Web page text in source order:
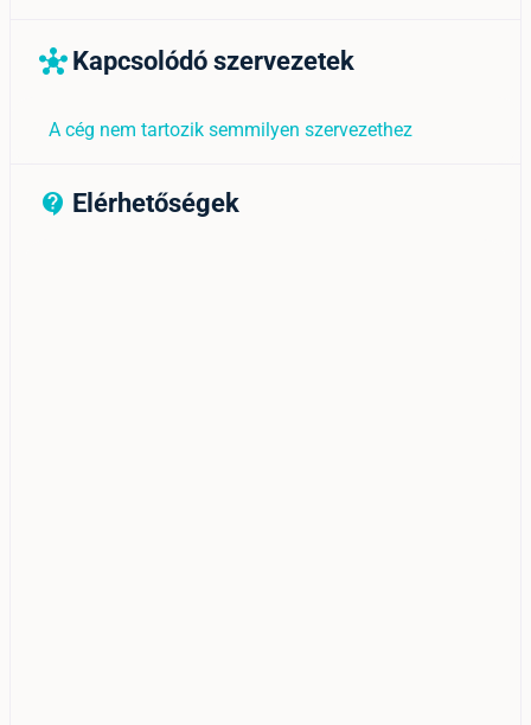
hub Kapcsolódó szervezetek
A cég nem tartozik semmilyen szervezethez
contact_support_outline
Elérhetőségek